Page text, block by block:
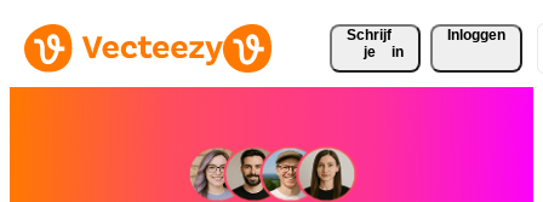
Schrijf
je
in
Inloggen